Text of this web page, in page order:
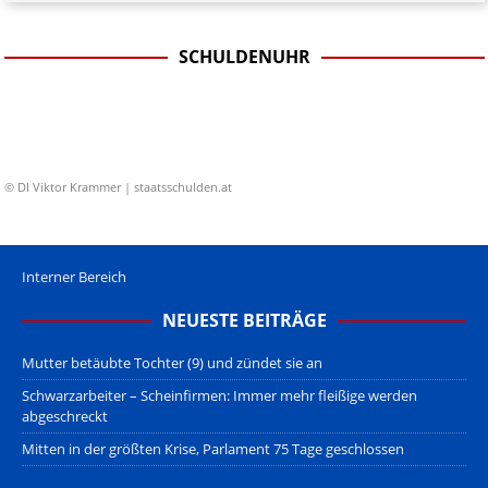
SCHULDENUHR
© DI Viktor Krammer | staatsschulden.at
Interner Bereich
NEUESTE BEITRÄGE
Mutter betäubte Tochter (9) und zündet sie an
Schwarzarbeiter – Scheinfirmen: Immer mehr fleißige werden
abgeschreckt
Mitten in der größten Krise, Parlament 75 Tage geschlossen